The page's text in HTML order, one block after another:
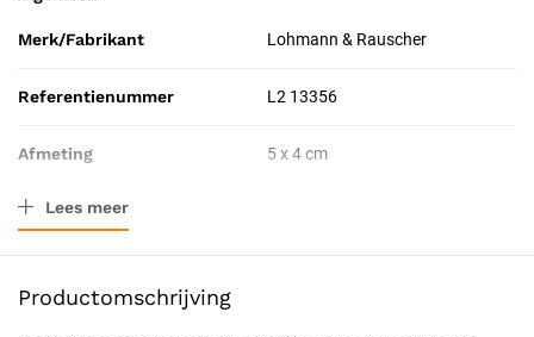
Merk/Fabrikant Lohmann & Rauscher
Referentienummer L2 13356
Afmeting 5 x 4 cm
Verpakkingstype
Lees meer
Productomschrijving